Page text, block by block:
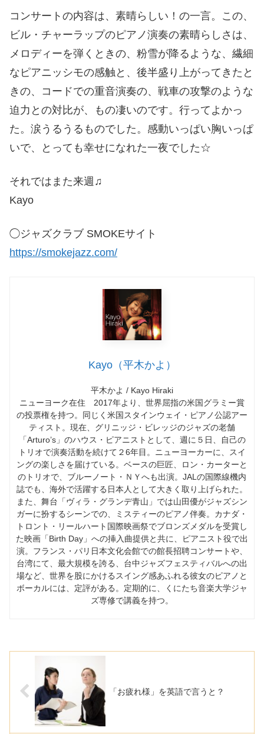
コンサートの内容は、素晴らしい！の一言。この、
ビル・チャーラップのピアノ演奏の素晴らしさは、
メロディーを弾くときの、粉雪が降るような、繊細
なピアニッシモの感触と、後半盛り上がってきたと
きの、コードでの重音演奏の、戦車の攻撃のような
迫力との対比が、もの凄いのです。行ってよかっ
た。涙うるうるものでした。感動いっぱい胸いっぱ
いで、とっても幸せになれた一夜でした☆
それではまた来週♫
Kayo
◯ジャズクラブ SMOKEサイト
https://smokejazz.com/
Kayo（平木かよ）
平木かよ / Kayo Hiraki
ニューヨーク在住 2017年より、世界屈指の米国グラミー賞
の投票権を持つ。同じく米国スタインウェイ・ピアノ公認アー
ティスト。現在、グリニッジ・ビレッジのジャズの老舗
「Arturo’s」のハウス・ピアニストとして、週に５日、自己の
トリオで演奏活動を続けて２6年目。ニューヨーカーに、スイ
ングの楽しさを届けている。ベースの巨匠、ロン・カーターと
のトリオで、ブルーノート・ＮＹへも出演。JALの国際線機内
誌でも、海外で活躍する日本人として大きく取り上げられた。
また、舞台「ヴィラ・グランデ青山」では山田優がジャズシン
ガーに扮するシーンでの、ミスティーのピアノ伴奏。カナダ・
トロント・リールハート国際映画祭でブロンズメダルを受賞し
た映画「Birth Day」への挿入曲提供と共に、ピアニスト役で出
演。フランス・パリ日本文化会館での館長招聘コンサートや、
台湾にて、最大規模を誇る、台中ジャズフェスティバルへの出
場など、世界を股にかけるスイング感あふれる彼女のピアノと
ボーカルには、定評がある。定期的に、くにたち音楽大学ジャ
ズ専修で講義を持つ。
「お疲れ様」を英語で言うと？